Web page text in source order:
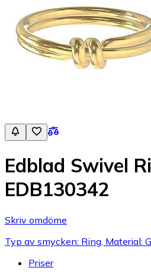
Edblad Swivel
EDB130342
Skriv omdöme
Typ av smycken: Ring, Material:
Priser